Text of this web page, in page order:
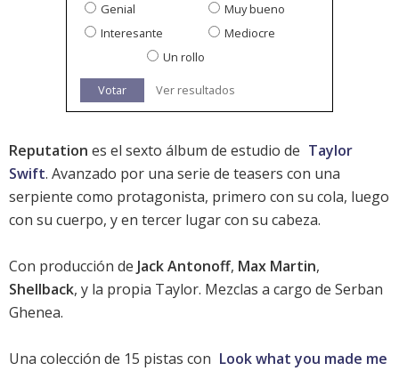
Genial
Muy bueno
Interesante
Mediocre
Un rollo
Votar Ver resultados
Reputation es el sexto álbum de estudio de Taylor
Swift. Avanzado por una serie de teasers con una
serpiente como protagonista, primero con su cola, luego
con su cuerpo, y en tercer lugar con su cabeza.
Con producción de Jack Antonoff, Max Martin,
Shellback, y la propia Taylor. Mezclas a cargo de Serban
Ghenea.
Una colección de 15 pistas con Look what you made me